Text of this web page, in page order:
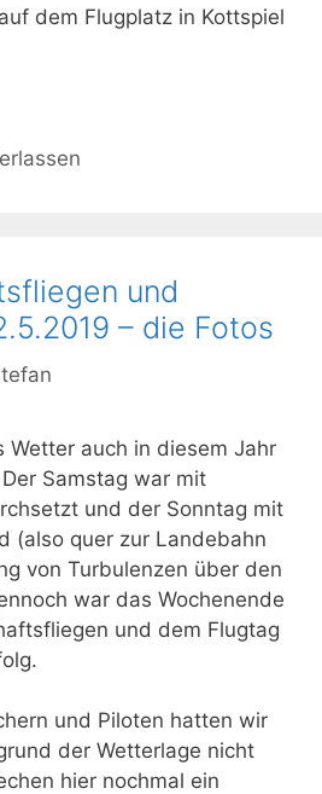
dem Flugplatz in Kottspiel
und
– die Fotos
Wetter auch in diesem Jahr
Samstag war mit
und der Sonntag mit
(also quer zur Landebahn
von Turbulenzen über den
war das Wochenende
und dem Flugtag
und Piloten hatten wir
der Wetterlage nicht
hier nochmal ein